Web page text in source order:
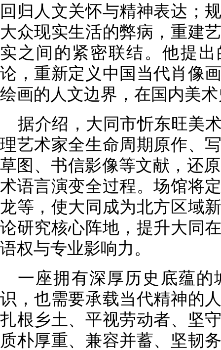
回归人文关怀与精神表达；
大众现实生活的弊病，重建
实之间的紧密联结。他提出
论，重新定义中国当代肖像
绘画的人文边界，在国内美
据介绍，大同市忻东旺美
理艺术家全生命周期原作、
草图、书信影像等文献，还
术语言演变全过程。场馆将
龙等，使大同成为北方区域
论研究核心阵地，提升大同
语权与专业影响力。
一座拥有深厚历史底蕴
识，也需要承载当代精神的
扎根乡土、平视劳动者、坚
质朴厚重、兼容并蓄、坚韧